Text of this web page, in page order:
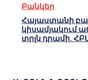
Բանկեր
Հայաստանի
կիսամյակում
տրլն դրամի.